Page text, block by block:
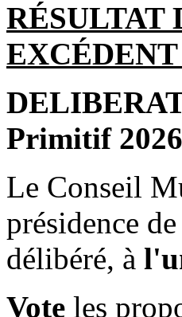
RÉSULTAT
EXCÉDENT
Primitif
Le Conseil
présidence
délibéré, à
Vote les